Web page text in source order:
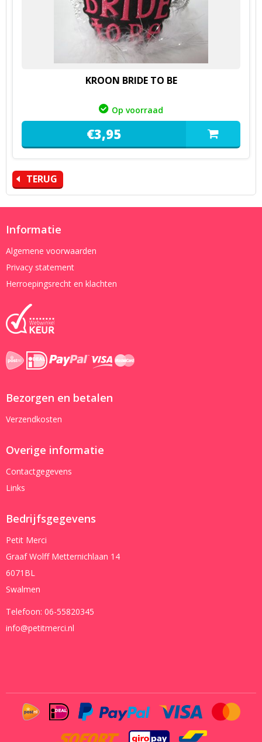
KROON BRIDE TO BE
Op voorraad
€3,95
TERUG
Informatie
Algemene voorwaarden
Privacy statement
Herroepingsrecht en klachten
Bezorgen en betalen
Verzendkosten
Overige informatie
Contactgegevens
Links
Bedrijfsgegevens
Petit Merci
Graaf Wolff Metternichlaan 14
6071BL
Swalmen
Telefoon: 06-55820345
info@petitmerci.nl